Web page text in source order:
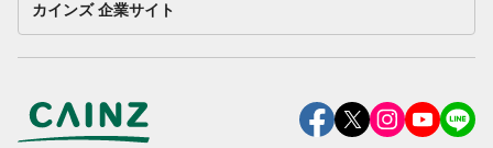
カインズ 企業サイト